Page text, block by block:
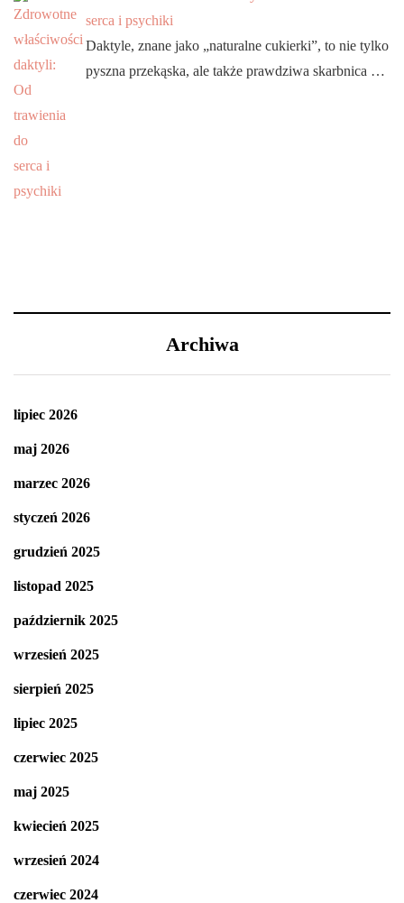
serca i psychiki
Daktyle, znane jako „naturalne cukierki”, to nie tylko
pyszna przekąska, ale także prawdziwa skarbnica …
Archiwa
lipiec 2026
maj 2026
marzec 2026
styczeń 2026
grudzień 2025
listopad 2025
październik 2025
wrzesień 2025
sierpień 2025
lipiec 2025
czerwiec 2025
maj 2025
kwiecień 2025
wrzesień 2024
czerwiec 2024